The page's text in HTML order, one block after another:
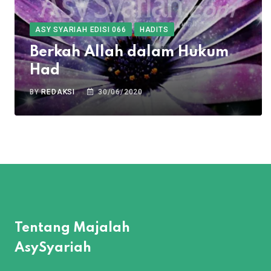
ASY SYARIAH EDISI 066 HADITS
Berkah Allah dalam Hukum
Had
BYREDAKSI 30/06/2020
Tentang Majalah
AsySyariah